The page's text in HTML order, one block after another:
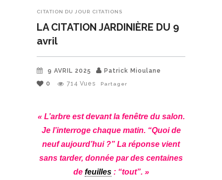
CITATION DU JOUR CITATIONS
LA CITATION JARDINIÈRE DU 9
avril
9 AVRIL 2025
Patrick Mioulane
0
714 Vues Partager
« L’arbre est devant la fenêtre du salon.
Je l’interroge chaque matin. “Quoi de
neuf aujourd’hui ?” La réponse vient
sans tarder, donnée par des centaines
de feuilles: “tout”. »